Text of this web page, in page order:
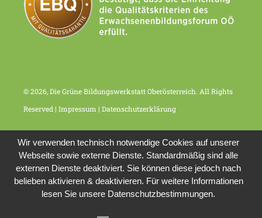
© 2026, Die Grüne Bildungswerkstatt Oberösterreich. All Rights
Reserved |Impressum |Datenschutzerklärung
Wir verwenden technisch notwendige Cookies auf unserer
Webseite sowie externe Dienste. Standardmäßig sind alle
externen Dienste deaktiviert. Sie können diese jedoch nach
belieben aktivieren & deaktivieren. Für weitere Informationen
lesen Sie unsere Datenschutzbestimmungen.